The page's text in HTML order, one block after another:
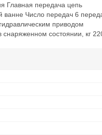
Главная передача цепь
ванне Число передач 6
приводом
состоянии, кг